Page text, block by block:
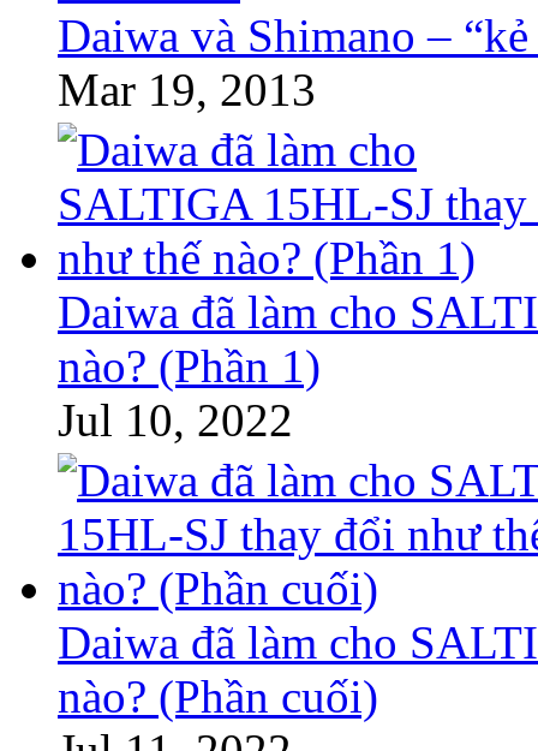
Daiwa và Shimano –
Mar 19, 2013
Daiwa đã làm cho
nào? (Phần 1)
Jul 10, 2022
Daiwa đã làm cho
nào? (Phần cuối)